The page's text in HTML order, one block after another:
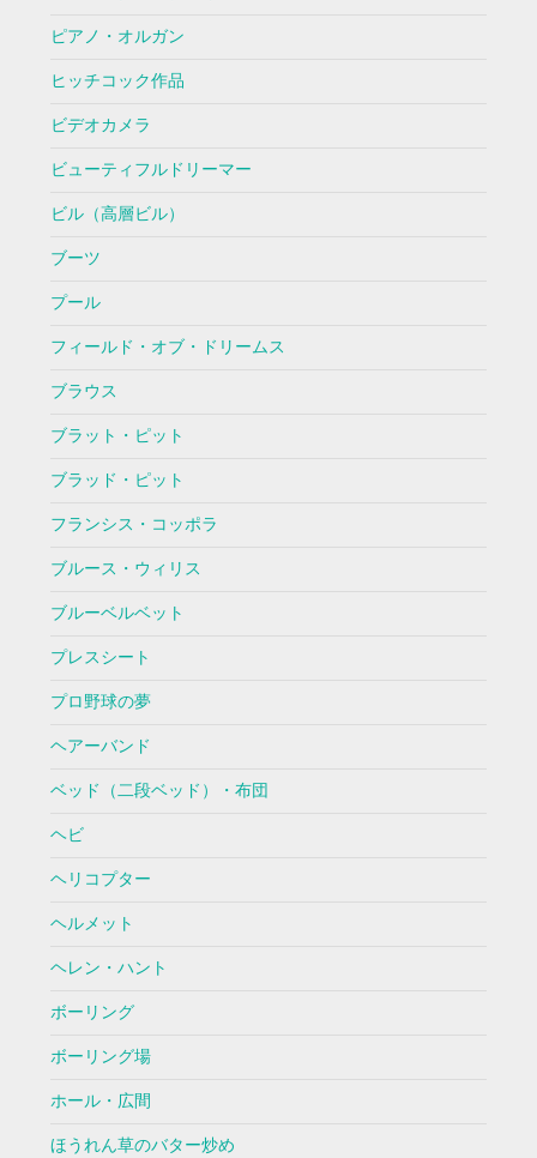
ピアノ・オルガン
ヒッチコック作品
ビデオカメラ
ビューティフルドリーマー
ビル（高層ビル）
ブーツ
プール
フィールド・オブ・ドリームス
ブラウス
ブラット・ピット
ブラッド・ピット
フランシス・コッポラ
ブルース・ウィリス
ブルーベルベット
プレスシート
プロ野球の夢
ヘアーバンド
ベッド（二段ベッド）・布団
ヘビ
ヘリコプター
ヘルメット
ヘレン・ハント
ボーリング
ボーリング場
ホール・広間
ほうれん草のバター炒め